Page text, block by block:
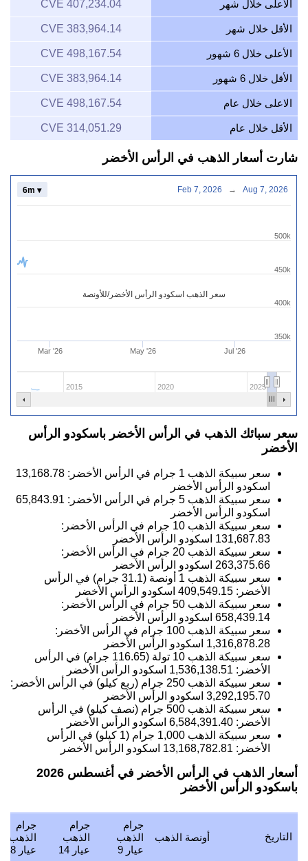
الأعلى خلال شهر 407,234.04 CVE
الأقل خلال شهر 383,964.14 CVE
الأعلى خلال 6 شهور 498,167.54 CVE
الأقل خلال 6 شهور 383,964.14 CVE
الاعلى خلال عام 498,167.54 CVE
الأقل خلال عام 314,051.29 CVE
شارت أسعار الذهب في الرأس الأخضر
سعر الذهب اسكودو الرأس الأخضر/للأونصة
Mar '26 May '26 Jul '26
2015 2020 2025
400k
450k
500k
350k
6m ▾ Feb 7, 2026 → Aug 7, 2026
سعر سبائك الذهب في الرأس الأخضر باسكودو الرأس
الأخضر
سعر سبيكة الذهب 1 جرام في الرأس الأخضر:
13,168.78
اسكودو الرأس الأخضر
سعر سبيكة الذهب 5 جرام في الرأس الأخضر:
65,843.91
اسكودو الرأس الأخضر
سعر سبيكة الذهب 10 جرام في الرأس الأخضر:
131,687.83 اسكودو الرأس الأخضر
سعر سبيكة الذهب 20 جرام في الرأس الأخضر:
263,375.66 اسكودو الرأس الأخضر
سعر سبيكة الذهب 1 أونصة (31.1 جرام) في الرأس
الأخضر: 409,549.15 اسكودو الرأس الأخضر
سعر سبيكة الذهب 50 جرام في الرأس الأخضر:
658,439.14 اسكودو الرأس الأخضر
سعر سبيكة الذهب 100 جرام في الرأس الأخضر:
1,316,878.28 اسكودو الرأس الأخضر
سعر سبيكة الذهب 10 تولة (116.65 جرام) في الرأس
الأخضر: 1,536,138.51 اسكودو الرأس الأخضر
سعر سبيكة الذهب 250 جرام (ربع كيلو) في الرأس الأخضر:
3,292,195.70 اسكودو الرأس الأخضر
سعر سبيكة الذهب 500 جرام (نصف كيلو) في الرأس
الأخضر: 6,584,391.40 اسكودو الرأس الأخضر
سعر سبيكة الذهب 1,000 جرام (1 كيلو) في الرأس
الأخضر: 13,168,782.81 اسكودو الرأس الأخضر
أسعار الذهب في الرأس الأخضر في أغسطس 2026
باسكودو الرأس الأخضر
التاريخ أونصة الذهب
جرام
الذهب
عيار 9
جرام
الذهب
عيار 14
جرام
الذهب
عيار 18